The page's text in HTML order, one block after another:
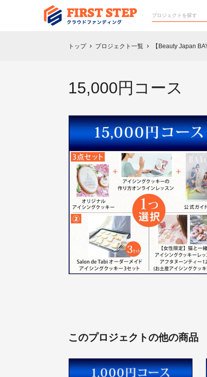
トップ chevron_right プロジェクト一覧 chevron_right 【Beauty Japan
15,000円コース
このプロジェクトの他の商品